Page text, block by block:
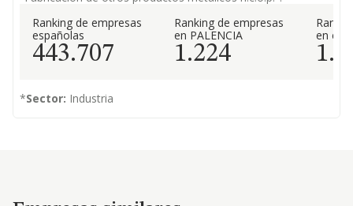
Ranking de empresas
españolas
443.707
Ranking de empresas
en PALENCIA
1.224
en el
*Sector: Industria